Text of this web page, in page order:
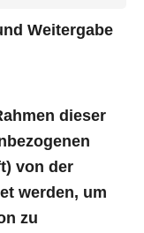
Weitergabe
dieser
von der
werden, um
zu